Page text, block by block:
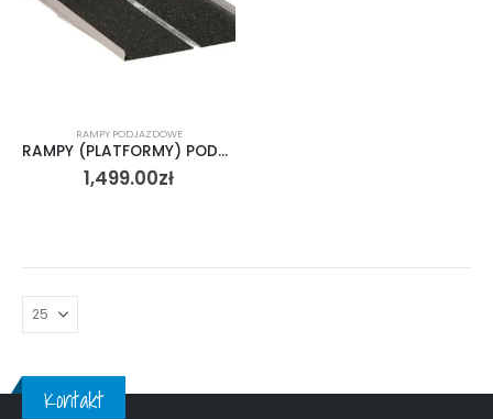
RAMPY PODJAZDOWE
RAMPY (PLATFORMY) PODJAZDOWE
1,499.00zł
Kontakt